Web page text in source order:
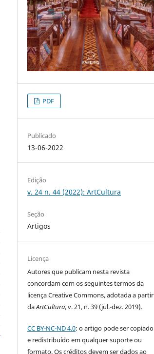
PDF
Publicado
13-06-2022
Edição
v. 24 n. 44 (2022): ArtCultura
Seção
Artigos
Licença
Autores que publicam nesta revista
concordam com os seguintes termos da
licença Creative Commons, adotada a partir
daArtCultura, v. 21, n. 39 (jul.-dez. 2019).
CC BY-NC-ND 4.0: o artigo pode ser copiado
e redistribuído em qualquer suporte ou
formato. Os créditos devem ser dados ao